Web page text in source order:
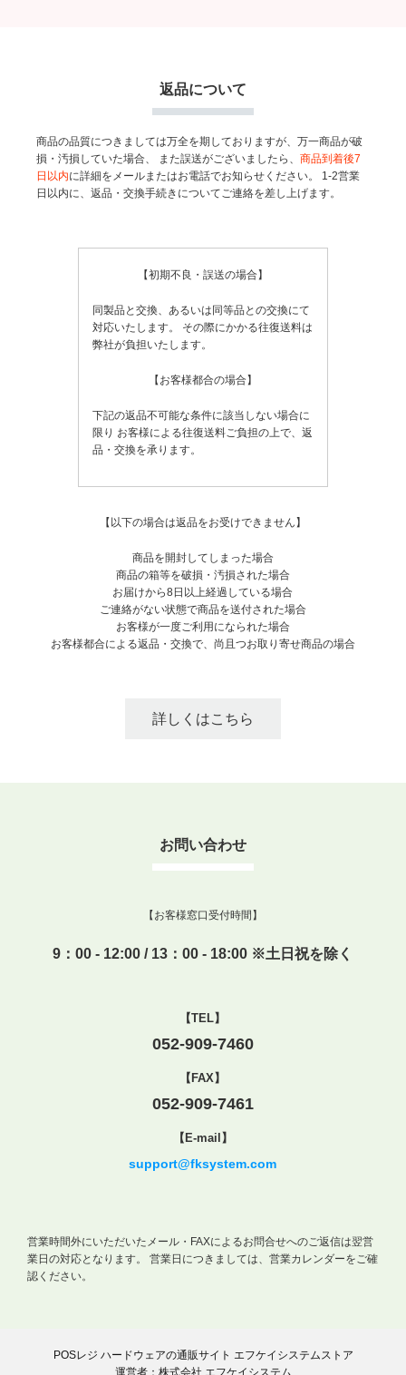
返品について
商品の品質につきましては万全を期しておりますが、万一商品が破
損・汚損していた場合、
また誤送がございましたら、商品到着後7
日以内に詳細をメールまたはお電話でお知らせください。
1-2営業
日以内に、返品・交換手続きについてご連絡を差し上げます。
【初期不良・誤送の場合】
同製品と交換、あるいは同等品との交換にて
対応いたします。
その際にかかる往復送料は
弊社が負担いたします。
【お客様都合の場合】
下記の返品不可能な条件に該当しない場合に
限り お客様による往復送料ご負担の上で、返
品・交換を承ります。
【以下の場合は返品をお受けできません】
商品を開封してしまった場合
商品の箱等を破損・汚損された場合
お届けから8日以上経過している場合
ご連絡がない状態で商品を送付された場合
お客様が一度ご利用になられた場合
お客様都合による返品・交換で、尚且つお取り寄せ商品の場合
詳しくはこちら
お問い合わせ
【お客様窓口受付時間】
9：00 - 12:00 / 13：00 - 18:00 ※土日祝を除く
【TEL】
052-909-7460
【FAX】
052-909-7461
【E-mail】
support@fksystem.com
営業時間外にいただいたメール・FAXによるお問合せへのご返信は翌営
業日の対応となります。
営業日につきましては、営業カレンダーをご確
認ください。
POSレジ ハードウェアの通販サイト エフケイシステムストア
運営者：株式会社 エフケイシステム